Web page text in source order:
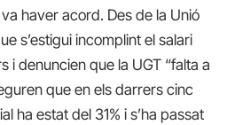
haver acord. Des de la Unió
s’estigui incomplint el salari
i denuncien que la UGT “falta a
que en els darrers cinc
ha estat del 31% i s’ha passat